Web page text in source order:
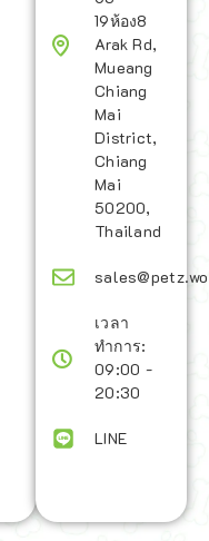
19ห้อง8
Arak Rd,
Mueang
Chiang
Mai
District,
Chiang
Mai
50200,
Thailand
เวลา
ทำการ:
09:00 -
20:30
LINE